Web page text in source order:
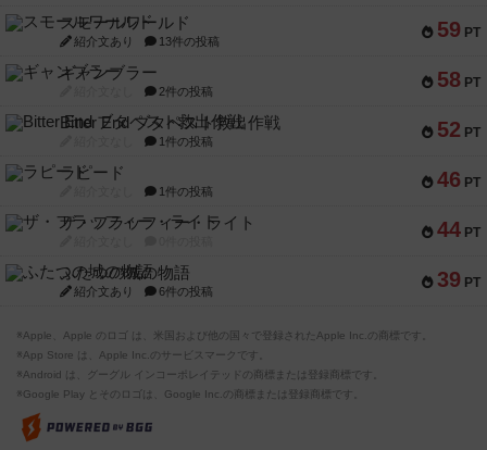
59 PT
スモールワールド
紹介文あり 13件の投稿
58 PT
ギャンブラー
2件の投稿
52 PT
Bitter End ブタペスト救出作戦
1件の投稿
46 PT
ラピード
1件の投稿
44 PT
ザ・フラッフィー・ライト
39 PT
ふたつの城の物語
紹介文あり 6件の投稿
※Apple、Apple のロゴ は、米国および他の国々で登録されたApple Inc.の商標です。
※App Store は、Apple Inc.のサービスマークです。
※Android は、グーグル インコーポレイテッドの商標または登録商標です。
※Google Play とそのロゴは、Google Inc.の商標または登録商標です。